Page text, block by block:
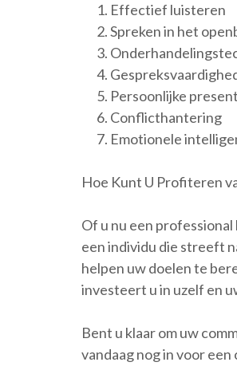
Effectief luisteren
Spreken in het
Persoonlijke
Conflicthantering
Emotionele
Hoe Kunt U Profiteren
Of u nu een
een individu die streeft
helpen uw doelen te
investeert u in uzelf en
Bent u klaar om uw
vandaag nog in voor